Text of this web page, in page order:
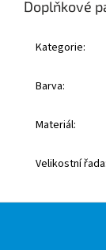
Doplňkové
Kategorie:
Barva:
Materiál:
Velikostní řada